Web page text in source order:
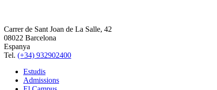
Carrer de Sant Joan de La Salle, 42
08022 Barcelona
Espanya
Tel. (+34) 932902400
Estudis
Admissions